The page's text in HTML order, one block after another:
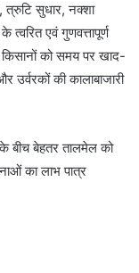
त्रुटि सुधार, नक्शा
एवं गुणवत्तापूर्ण
किसानों को समय पर खाद-
उर्वरकों की कालाबाजारी
बीच बेहतर तालमेल को
का लाभ पात्र